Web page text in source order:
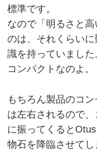
標準です。
なので「明るさと
のは、それくらい
識を持っていまし
コンパクトなのよ。
もちろん製品のコ
は左右されるので
に振ってくると
物石を降臨させてし